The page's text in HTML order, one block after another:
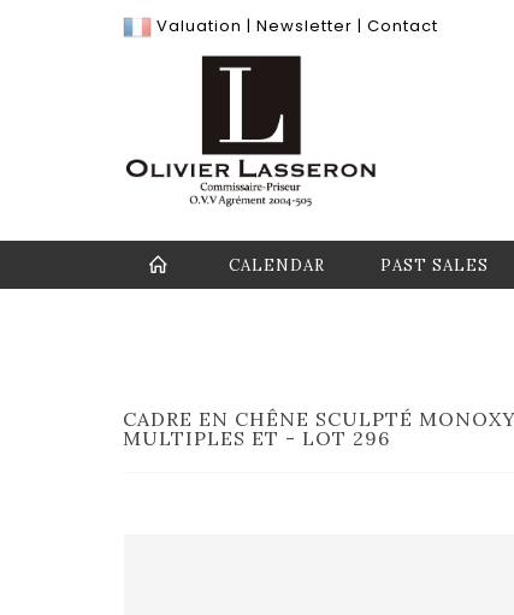
Valuation | Newsletter | Contact
CALENDAR PAST SALES
CADRE EN CHÊNE SCULPTÉ
MULTIPLES ET - LOT 296